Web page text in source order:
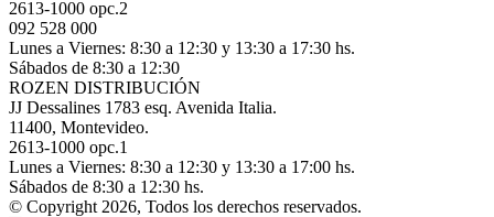
2613-1000 opc.2
092 528 000
Lunes a Viernes: 8:30 a 12:30 y 13:30 a 17:30 hs.
Sábados de 8:30 a 12:30
ROZEN DISTRIBUCIÓN
JJ Dessalines 1783 esq. Avenida Italia.
11400, Montevideo.
2613-1000 opc.1
Lunes a Viernes: 8:30 a 12:30 y 13:30 a 17:00 hs.
Sábados de 8:30 a 12:30 hs.
© Copyright 2026, Todos los derechos reservados.